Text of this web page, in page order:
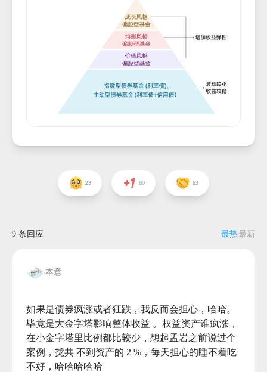
23 60 63
9 条回应 最热最新
本意
如果是债券疯涨或者狂跌，我反而会担心，哈哈。
毕竟是大金字塔影响整体收益 。权益资产谁疯涨，
在小金字塔里比例都比较少，想起孟岩之前说过个
案例，拢共 不到资产的 2 %，每天担心的睡不着吃
不好，哈哈哈哈哈